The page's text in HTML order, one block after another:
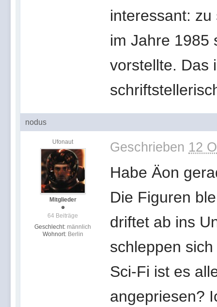
interessant:
im Jahre 1985
vorstellte. Das
nodus
Ufonaut
Mitglieder
64 Beiträge
Geschlecht: männlich
Wohnort: Berlin
Geschrieben 12
Habe Äon
Die Figuren
driftet ab ins
schleppen
Sci-Fi ist es
angepriesen?